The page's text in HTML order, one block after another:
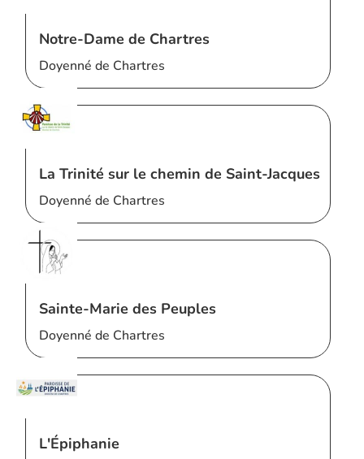
Notre-Dame de Chartres
Doyenné de Chartres
La Trinité sur le chemin de Saint-Jacques
Doyenné de Chartres
Sainte-Marie des Peuples
Doyenné de Chartres
L'Épiphanie